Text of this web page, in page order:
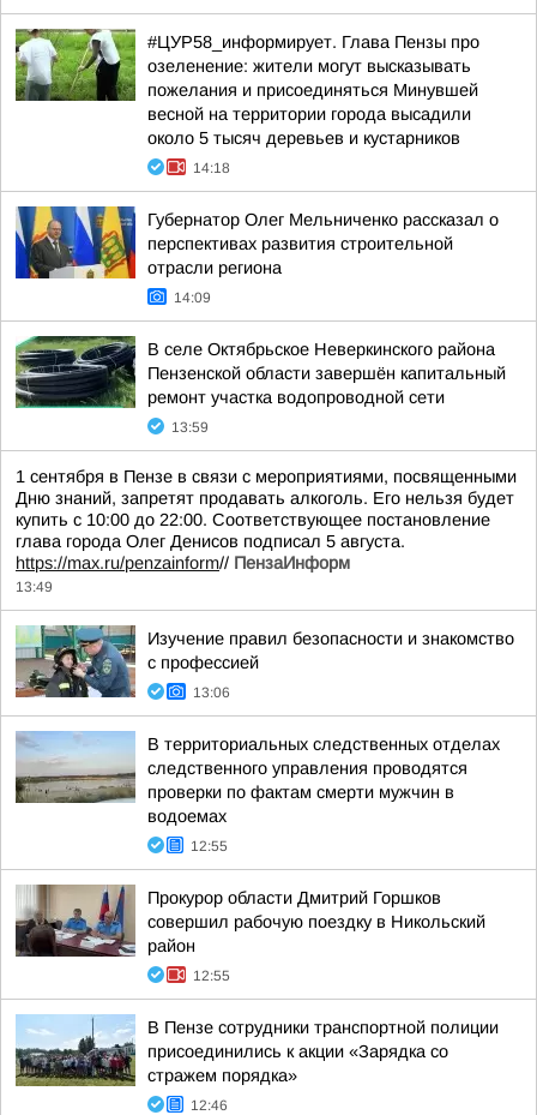
#ЦУР58_информирует. Глава Пензы про
озеленение: жители могут высказывать
пожелания и присоединяться Минувшей
весной на территории города высадили
около 5 тысяч деревьев и кустарников
14:18
Губернатор Олег Мельниченко рассказал о
перспективах развития строительной
отрасли региона
14:09
В селе Октябрьское Неверкинского района
Пензенской области завершён капитальный
ремонт участка водопроводной сети
13:59
1 сентября в Пензе в связи с мероприятиями, посвященными
Дню знаний, запретят продавать алкоголь. Его нельзя будет
купить с 10:00 до 22:00. Соответствующее постановление
глава города Олег Денисов подписал 5 августа.
https://max.ru/penzainform// ПензаИнформ
13:49
Изучение правил безопасности и знакомство
с профессией
13:06
В территориальных следственных отделах
следственного управления проводятся
проверки по фактам смерти мужчин в
водоемах
12:55
Прокурор области Дмитрий Горшков
совершил рабочую поездку в Никольский
район
12:55
В Пензе сотрудники транспортной полиции
присоединились к акции «Зарядка со
стражем порядка»
12:46